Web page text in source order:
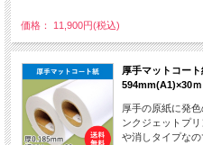
価格： 11,900円(税込)
厚手マットコー
594mm(A1)×30ｍ
厚手の原紙に発
ンクジェットプ
や消しタイプな